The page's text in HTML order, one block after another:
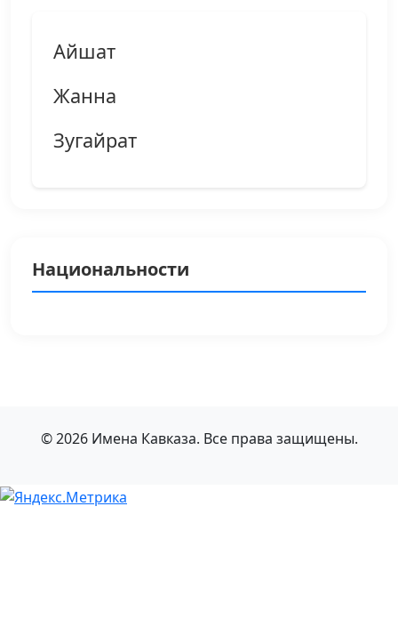
Айшат
Жанна
Зугайрат
Национальности
© 2026 Имена Кавказа. Все права защищены.